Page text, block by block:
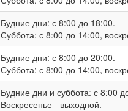
Будние дни: с 8:00 до 18:00.
Суббота: с 8:00 до 14:00,
Будние дни: с 8:00 до 20:00.
Суббота: с 8:00 до 14:00,
Будние дни и суббота: с 8:00
Воскресенье - выходной.